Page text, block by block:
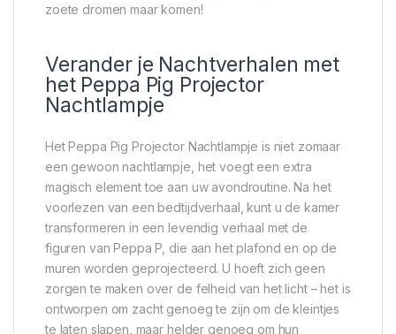
zoete dromen maar komen!
Verander je Nachtverhalen met
het Peppa Pig Projector
Nachtlampje
Het Peppa Pig Projector Nachtlampje is niet zomaar
een gewoon nachtlampje, het voegt een extra
magisch element toe aan uw avondroutine. Na het
voorlezen van een bedtijdverhaal, kunt u de kamer
transformeren in een levendig verhaal met de
figuren van Peppa P, die aan het plafond en op de
muren worden geprojecteerd. U hoeft zich geen
zorgen te maken over de felheid van het licht – het is
ontworpen om zacht genoeg te zijn om de kleintjes
te laten slapen, maar helder genoeg om hun